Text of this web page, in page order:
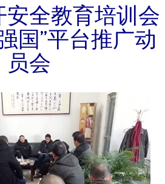
全教育培训会
国”平台推广动
员会